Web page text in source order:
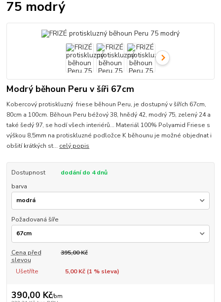
75 modrý
Modrý běhoun Peru v šíři 67cm
Kobercový protiskluzný friese běhoun Peru, je dostupný v šířích 67cm,
80cm a 100cm. Běhoun Peru béžový 38, hnědý 42, modrý 75, zelený 24 a
také šedý 97, se hodí všech interiérů... Materiál 100% Polyamid Friese s
výškou 8,5mm na protiskluzné podložce K běhounu je možné objednat i
obšití krátkých st... celý popis
Dostupnost
dodání do 4 dnů
barva
Požadovaná šíře
Cena před
slevou
395,00 Kč
Ušetříte 5,00 Kč (1 % sleva)
390,00 Kč/bm